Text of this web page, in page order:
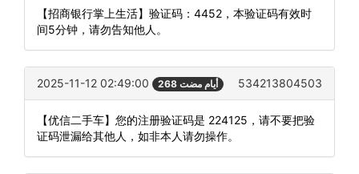
【招商银行掌上生活】验证码：4452，本验证码有效时
间5分钟，请勿告知他人。
2025-11-12 02:49:00 268 أيام مضت 534213804503
【优信二手车】您的注册验证码是 224125，请不要把验
证码泄漏给其他人，如非本人请勿操作。